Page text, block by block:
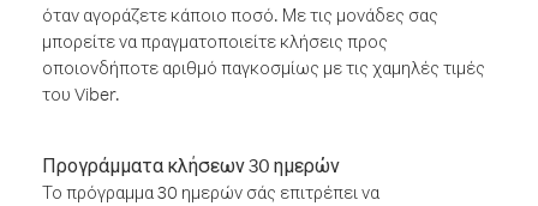
όταν αγοράζετε κάποιο ποσό. Με τις μονάδες σας
μπορείτε να πραγματοποιείτε κλήσεις προς
οποιονδήποτε αριθμό παγκοσμίως με τις χαμηλές τιμές
του Viber.
Προγράμματα κλήσεων 30 ημερών
Το πρόγραμμα 30 ημερών σάς επιτρέπει να